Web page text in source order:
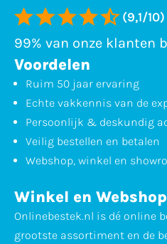
(9,1/10)
99% van onze klanten
Voordelen
Ruim 50 jaar ervaring
Echte vakkennis van de
Persoonlijk & deskundig
Veilig bestellen en betalen
Webshop, winkel en
Winkel en Webshop
Onlinebestek.nl is dé online
grootste assortiment en de